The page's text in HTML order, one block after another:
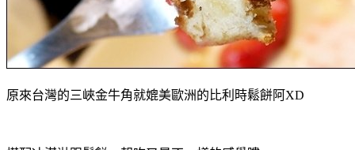
原來台灣的三峽金牛角就媲美歐洲的比利時鬆餅阿XD